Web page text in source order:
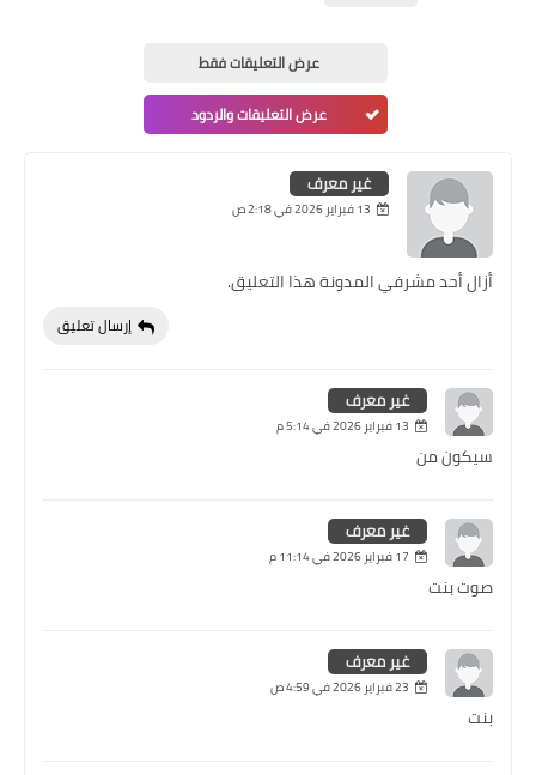
عرض التعليقات فقط
عرض التعليقات والردود
غير معرف
13 فبراير 2026 في 2:18 ص
أزال أحد مشرفي المدونة هذا التعليق.
إرسال تعليق
غير معرف
13 فبراير 2026 في 5:14 م
سيكون من
غير معرف
17 فبراير 2026 في 11:14 م
صوت بنت
غير معرف
23 فبراير 2026 في 4:59 ص
بنت